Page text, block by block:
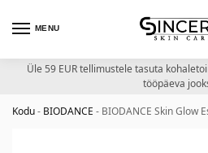
MENU
Üle 59 EUR tellimustele tasuta
tööpäeva
Kodu- BIODANCE - BIODANCE Skin Glow